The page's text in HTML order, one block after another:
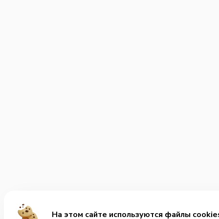
На этом сайте используются файлы